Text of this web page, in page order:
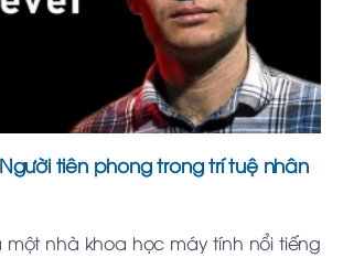
tiên phong trong trí tuệ nhân
một nhà khoa học máy tính nổi tiếng